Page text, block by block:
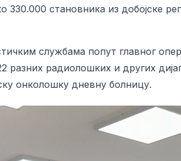
становника из добојске
службама попут главног
радиолошких и других
онколошку дневну болницу.